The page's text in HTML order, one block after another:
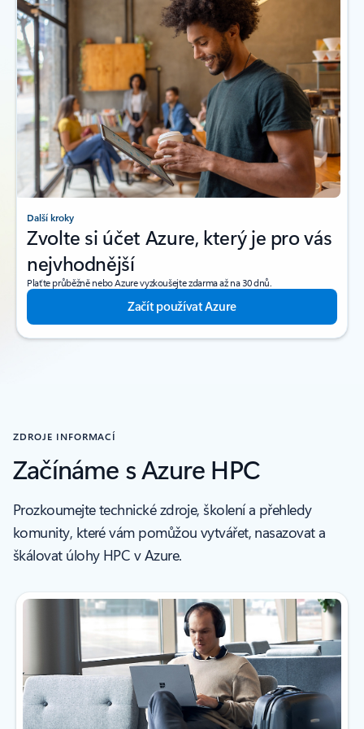
Další kroky
Zvolte si účet Azure, který je pro vás
nejvhodnější
Plaťte průběžně nebo Azure vyzkoušejte zdarma až na 30 dnů.
Začít používat Azure
ZDROJE INFORMACÍ
Začínáme s Azure HPC
Prozkoumejte technické zdroje, školení a přehledy
komunity, které vám pomůžou vytvářet, nasazovat a
škálovat úlohy HPC v Azure.